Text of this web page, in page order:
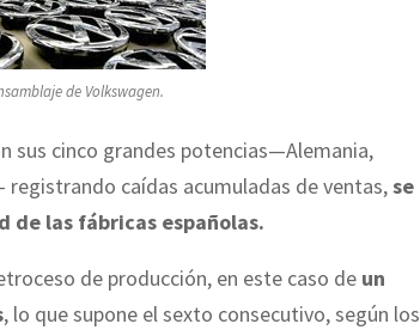
de Volkswagen.
sus cinco grandes potencias—Alemania,
registrando caídas acumuladas de ventas,se
las fábricas españolas.
de producción, en este caso de un
, lo que supone el sexto consecutivo, según los